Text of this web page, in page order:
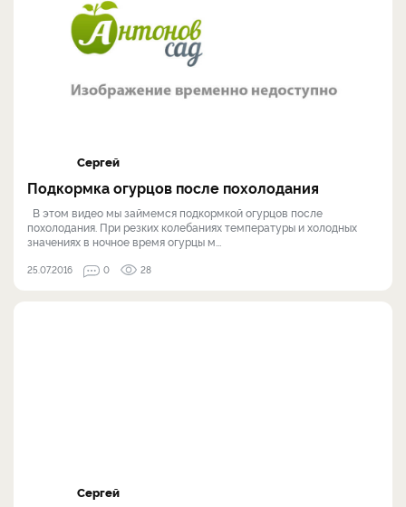
Сергей
Подкормка огурцов после похолодания
В этом видео мы займемся подкормкой огурцов после
похолодания. При резких колебаниях температуры и холодных
значениях в ночное время огурцы м...
25.07.2016 0 28
Сергей